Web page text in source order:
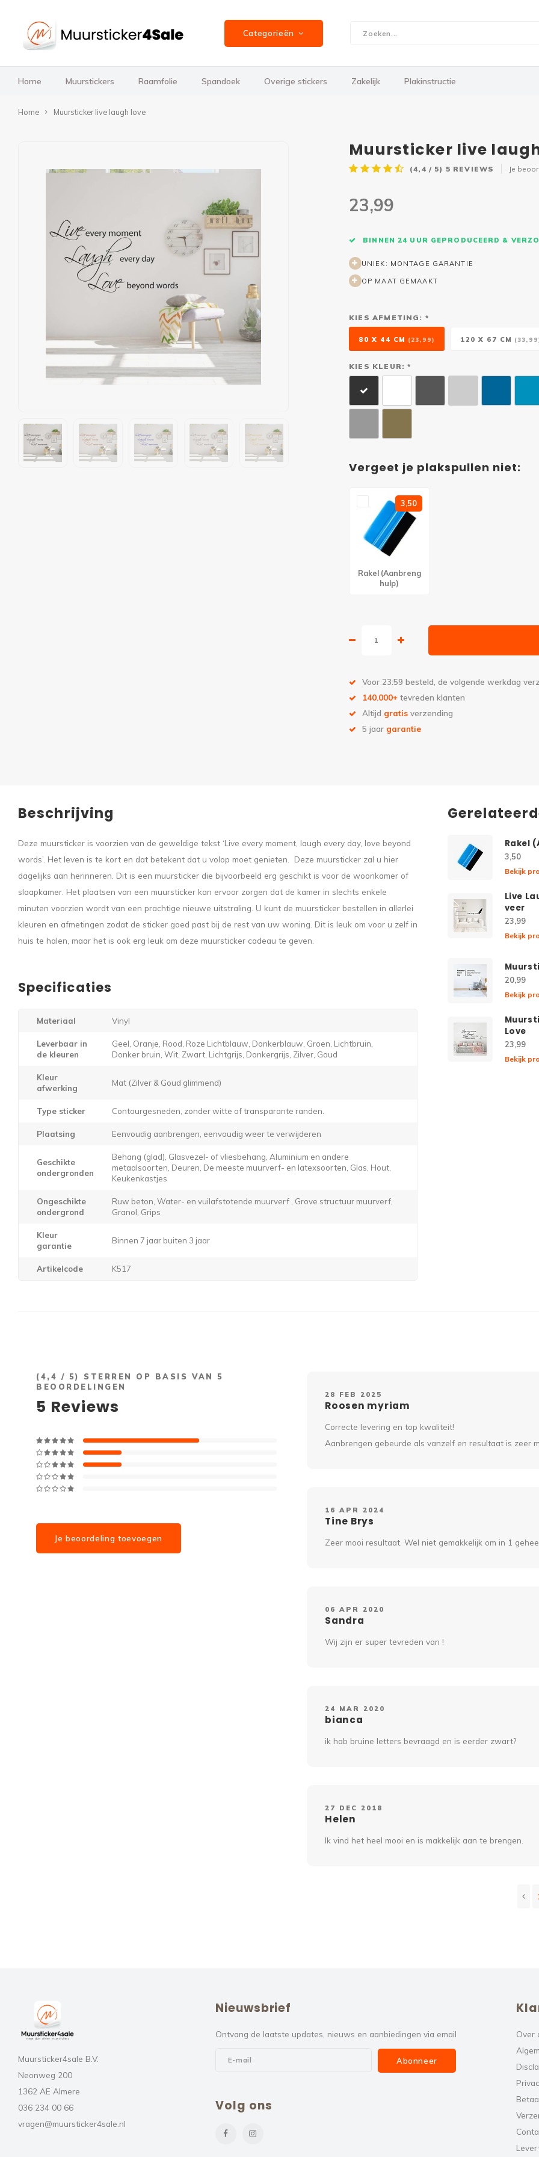
Categorieën
Home Muurstickers Raamfolie Spandoek Overige stickers Zakelijk Plakinstructie
Home Muursticker live laugh love
Muursticker live
(4,4 / 5) 5 REVIEWS Je
23,99
BINNEN 24 UUR GEPRODUCEERD &
UNIEK: MONTAGE GARANTIE
OP MAAT GEMAAKT
KIES AFMETING: *
80 X 44 CM (23,99) 120 X 67 CM
KIES KLEUR: *
Vergeet je plakspullen niet:
3,50
Rakel (Aanbreng
hulp)
Voor 23:59 besteld, de volgende werkdag
140.000+ tevreden klanten
Altijd gratis verzending
5 jaar garantie
Beschrijving
Deze muursticker is voorzien van de geweldige tekst ‘Live every moment, laugh every day, love beyond
words’. Het leven is te kort en dat betekent dat u volop moet genieten. Deze muursticker zal u hier
dagelijks aan herinneren. Dit is een muursticker die bijvoorbeeld erg geschikt is voor de woonkamer of
slaapkamer. Het plaatsen van een muursticker kan ervoor zorgen dat de kamer in slechts enkele
minuten voorzien wordt van een prachtige nieuwe uitstraling. U kunt de muursticker bestellen in allerlei
kleuren en afmetingen zodat de sticker goed past bij de rest van uw woning. Dit is leuk om voor u zelf in
huis te halen, maar het is ook erg leuk om deze muursticker cadeau te geven.
Specificaties
Materiaal Vinyl
Leverbaar in
de kleuren
Geel, Oranje, Rood, Roze Lichtblauw, Donkerblauw, Groen, Lichtbruin,
Donker bruin, Wit, Zwart, Lichtgrijs, Donkergrijs, Zilver, Goud
Kleur
afwerking
Mat (Zilver & Goud glimmend)
Type sticker Contourgesneden, zonder witte of transparante randen.
Plaatsing Eenvoudig aanbrengen, eenvoudig weer te verwijderen
Geschikte
ondergronden
Behang (glad), Glasvezel- of vliesbehang, Aluminium en andere
metaalsoorten, Deuren, De meeste muurverf- en latexsoorten, Glas, Hout,
Keukenkastjes
Ongeschikte
ondergrond
Ruw beton, Water- en vuilafstotende muurverf , Grove structuur muurverf,
Granol, Grips
Kleur
garantie
Binnen 7 jaar buiten 3 jaar
Artikelcode K517
Rakel
3,50
Bekijk
Live
veer
23,99
Bekijk
20,99
Bekijk
Love
23,99
Bekijk
(4,4 / 5) STERREN OP BASIS VAN 5
BEOORDELINGEN
5 Reviews
Je beoordeling toevoegen
28 FEB 2025
Roosen myriam
Correcte levering en top kwaliteit!
Aanbrengen gebeurde als vanzelf en resultaat is zeer
16 APR 2024
Tine Brys
Zeer mooi resultaat. Wel niet gemakkelijk om in 1
06 APR 2020
Sandra
Wij zijn er super tevreden van !
24 MAR 2020
bianca
ik hab bruine letters bevraagd en is eerder zwart?
27 DEC 2018
Helen
Ik vind het heel mooi en is makkelijk aan te brengen.
Muursticker4sale B.V.
Neonweg 200
1362 AE Almere
036 234 00 66
vragen@muursticker4sale.nl
Nieuwsbrief
Ontvang de laatste updates, nieuws en aanbiedingen via email
Abonneer
Volg ons
Over